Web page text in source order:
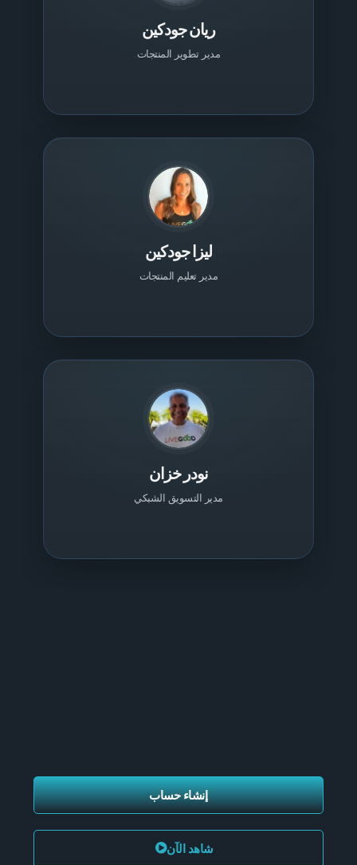
ريان جودكين
مدير تطوير المنتجات
ليزا جودكين
مدير تعليم المنتجات
نودر خزان
مدير التسويق الشبكي
إنشاء حساب
شاهد الآن